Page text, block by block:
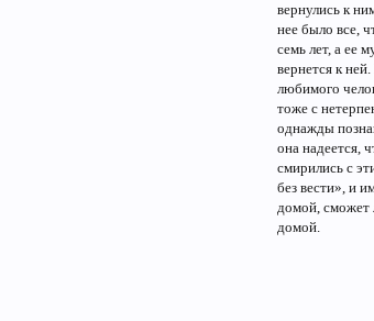
вернулись к
нее было все,
семь лет, а ее
вернется к
любимого
тоже с
однажды
она надеется,
смирились с
без вести», и
домой, сможет
домой.